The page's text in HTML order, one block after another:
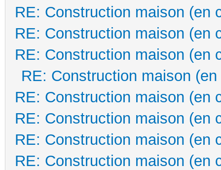
RE: Construction maison (en
RE: Construction maison (en
RE: Construction maison (en
RE: Construction maison
RE: Construction maison (en
RE: Construction maison (en
RE: Construction maison (en
RE: Construction maison (en